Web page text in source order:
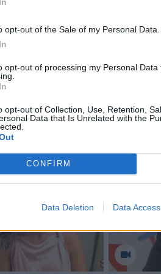
opt-out of the Sale of my Personal Data.
opt-out of processing my Personal Data
opt-out of Collection, Use, Retention,
Data that Is Unrelated with the
CONFIRM
Data Deletion Data Access
narkotinėmis ar